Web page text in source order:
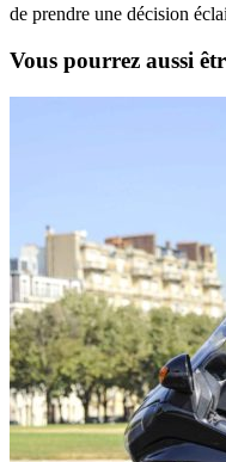
de prendre une décision
Vous pourrez aussi